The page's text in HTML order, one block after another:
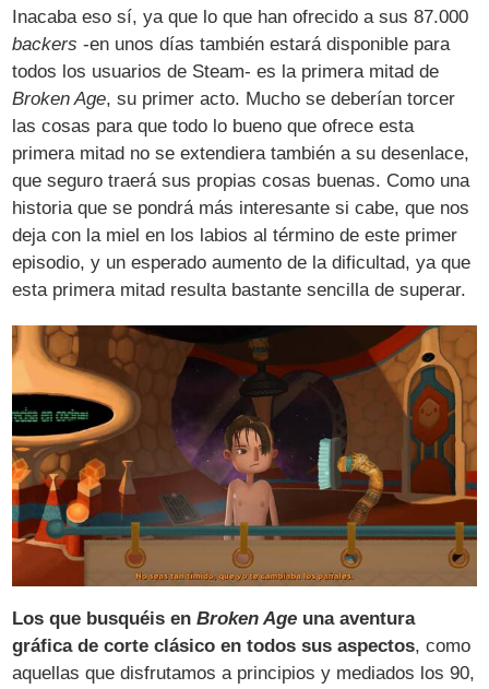
Inacaba eso sí, ya que lo que han ofrecido a sus 87.000
backers -en unos días también estará disponible para
todos los usuarios de Steam- es la primera mitad de
Broken Age, su primer acto. Mucho se deberían torcer
las cosas para que todo lo bueno que ofrece esta
primera mitad no se extendiera también a su desenlace,
que seguro traerá sus propias cosas buenas. Como una
historia que se pondrá más interesante si cabe, que nos
deja con la miel en los labios al término de este primer
episodio, y un esperado aumento de la dificultad, ya que
esta primera mitad resulta bastante sencilla de superar.
Los que busquéis enBroken Age una aventura
gráfica de corte clásico en todos sus aspectos, como
aquellas que disfrutamos a principios y mediados los 90,